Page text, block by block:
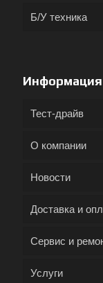
Б/У техника
Информация
Тест-драйв
О компании
Новости
Доставка и
Сервис и
Услуги